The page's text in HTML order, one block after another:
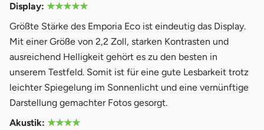
Display: ★★★★★
Größte Stärke des Emporia Eco ist eindeutig das Display.
Mit einer Größe von 2,2 Zoll, starken Kontrasten und
ausreichend Helligkeit gehört es zu den besten in
unserem Testfeld. Somit ist für eine gute Lesbarkeit trotz
leichter Spiegelung im Sonnenlicht und eine vernünftige
Darstellung gemachter Fotos gesorgt.
Akustik: ★★★★